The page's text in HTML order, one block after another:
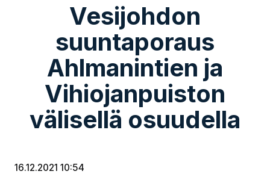
Vesijohdon
suuntaporaus
Ahlmanintien ja
Vihiojanpuiston
välisellä osuudella
16.12.2021 10:54